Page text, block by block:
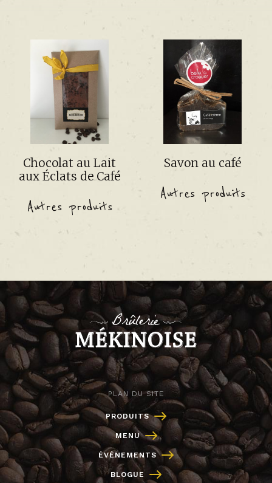
Chocolat au Lait
aux Éclats de Café
Autres produits
Savon au café
Autres produits
PLAN DU SITE
PRODUITS
MENU
ÉVÉNEMENTS
BLOGUE